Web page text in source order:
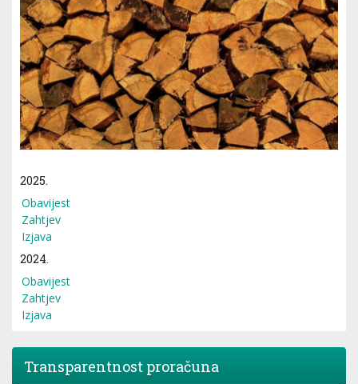
2025.
Obavijest
Zahtjev
Izjava
2024.
Obavijest
Zahtjev
Izjava
Transparentnost proračuna